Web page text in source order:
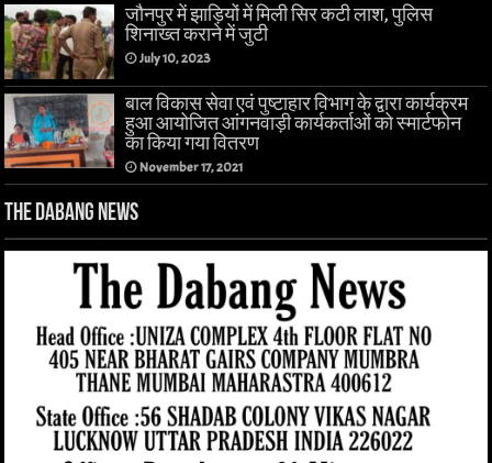
जौनपुर में झाड़ियों में मिली सिर कटी लाश, पुलिस
शिनाख्त कराने में जुटी
July 10, 2023
बाल विकास सेवा एवं पुष्टाहार विभाग के द्वारा कार्यक्रम
हुआ आयोजित आंगनवाड़ी कार्यकर्ताओं को स्मार्टफोन
का किया गया वितरण
November 17, 2021
The Dabang News